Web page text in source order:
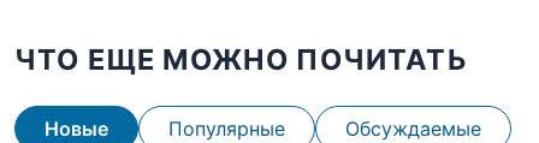
ЧТО ЕЩЕ МОЖНО ПОЧИТАТЬ
Новые Популярные Обсуждаемые